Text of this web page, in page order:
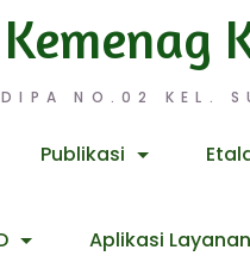
NO.02 KEL.
Publikasi
Aplikasi